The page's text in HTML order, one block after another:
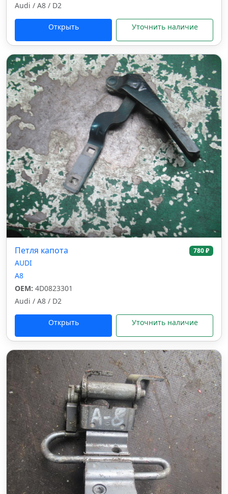
Audi / A8 / D2
Открыть Уточнить наличие
Петля капота 780 ₽
AUDI
A8
OEM: 4D0823301
Audi / A8 / D2
Открыть Уточнить наличие